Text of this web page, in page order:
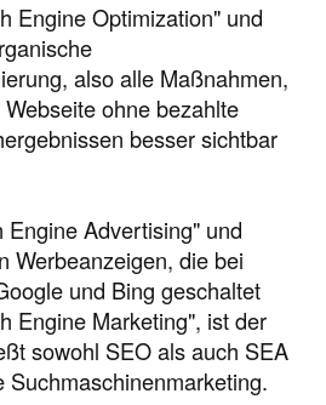
Engine Optimization" und
also alle Maßnahmen,
ohne bezahlte
besser sichtbar
Advertising" und
Werbeanzeigen, die bei
und Bing geschaltet
Engine Marketing", ist der
sowohl SEO als auch SEA